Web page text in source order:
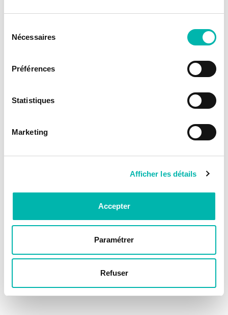
Nécessaires
Préférences
Statistiques
Marketing
Afficher les détails
Accepter
Paramétrer
Refuser